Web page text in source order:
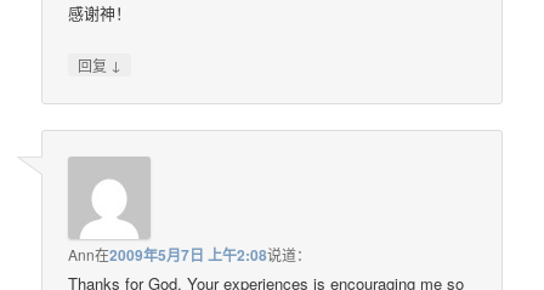
感谢神！
回复 ↓
Ann在2009年5月7日 上午2:08说道：
Thanks for God. Your experiences is encouraging me so